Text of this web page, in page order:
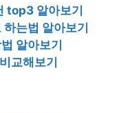
top3 알아보기
는법 알아보기
알아보기
교해보기